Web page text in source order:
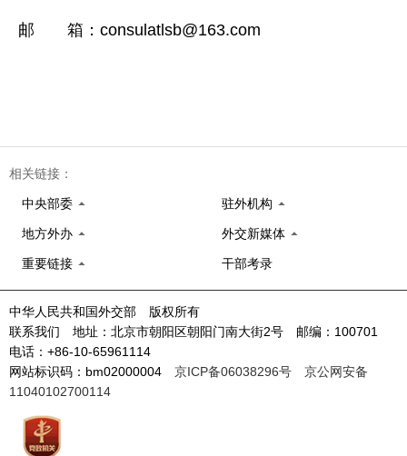
邮 箱：consulatlsb@163.com
相关链接：
中央部委 驻外机构
地方外办 外交新媒体
重要链接 干部考录
中华人民共和国外交部 版权所有
联系我们 地址：北京市朝阳区朝阳门南大街2号 邮编：100701
电话：+86-10-65961114
网站标识码：bm02000004 京ICP备06038296号
京公网安备
11040102700114